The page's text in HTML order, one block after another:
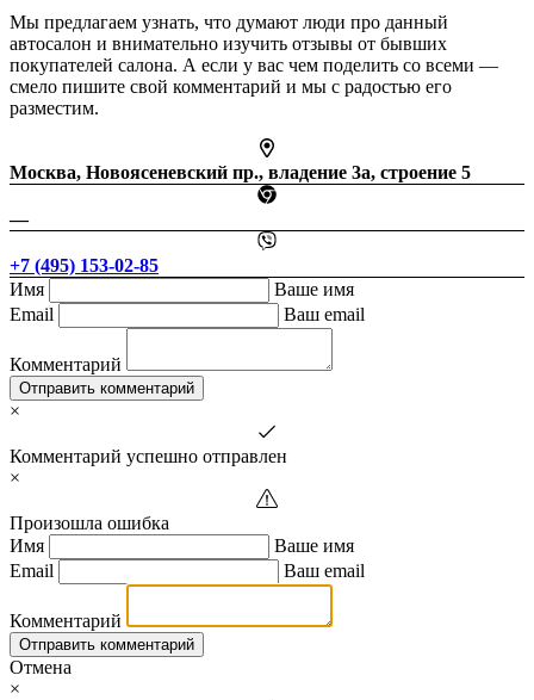
Мы предлагаем узнать, что думают люди про данный
автосалон и внимательно изучить отзывы от бывших
покупателей салона. А если у вас чем поделить со всеми —
смело пишите свой комментарий и мы с радостью его
разместим.
Москва, Новоясеневский пр., владение 3а, строение 5
—
+7 (495) 153-02-85
Имя
Ваше имя
Email
Ваш email
Комментарий
Отправить комментарий
×
Комментарий успешно отправлен
×
Произошла ошибка
Имя
Ваше имя
Email
Ваш email
Комментарий
Отправить комментарий
Отмена
×